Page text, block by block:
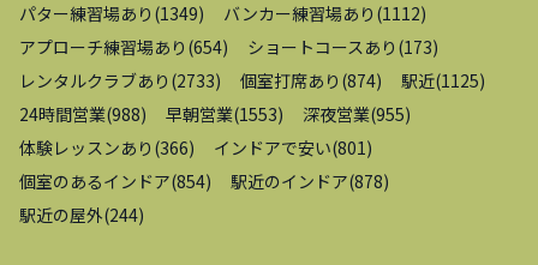
パター練習場あり (1349) バンカー練習場あり (1112)
アプローチ練習場あり (654) ショートコースあり (173)
レンタルクラブあり (2733) 個室打席あり (874) 駅近(1125)
24時間営業(988) 早朝営業(1553) 深夜営業(955)
体験レッスンあり (366) インドアで安い(801)
個室のあるインドア(854) 駅近のインドア(878)
駅近の屋外(244)